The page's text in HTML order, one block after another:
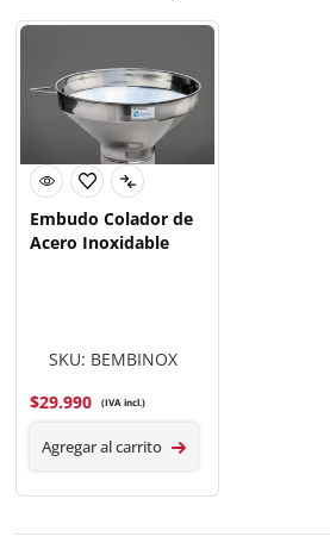
Embudo Colador de
Acero Inoxidable
SKU: BEMBINOX
$29.990 (IVA incl.)
Agregar al carrito